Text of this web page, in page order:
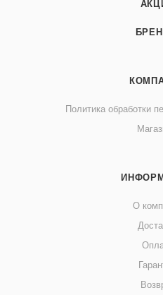
Политика обработки
О